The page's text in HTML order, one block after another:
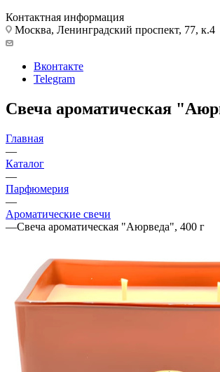
Контактная информация
Москва, Ленинградский проспект, 77, к.4
Вконтакте
Telegram
Свеча ароматическая
Главная
—
Каталог
—
Парфюмерия
—
Ароматические свечи
—Свеча ароматическая "Аюрведа", 400 г